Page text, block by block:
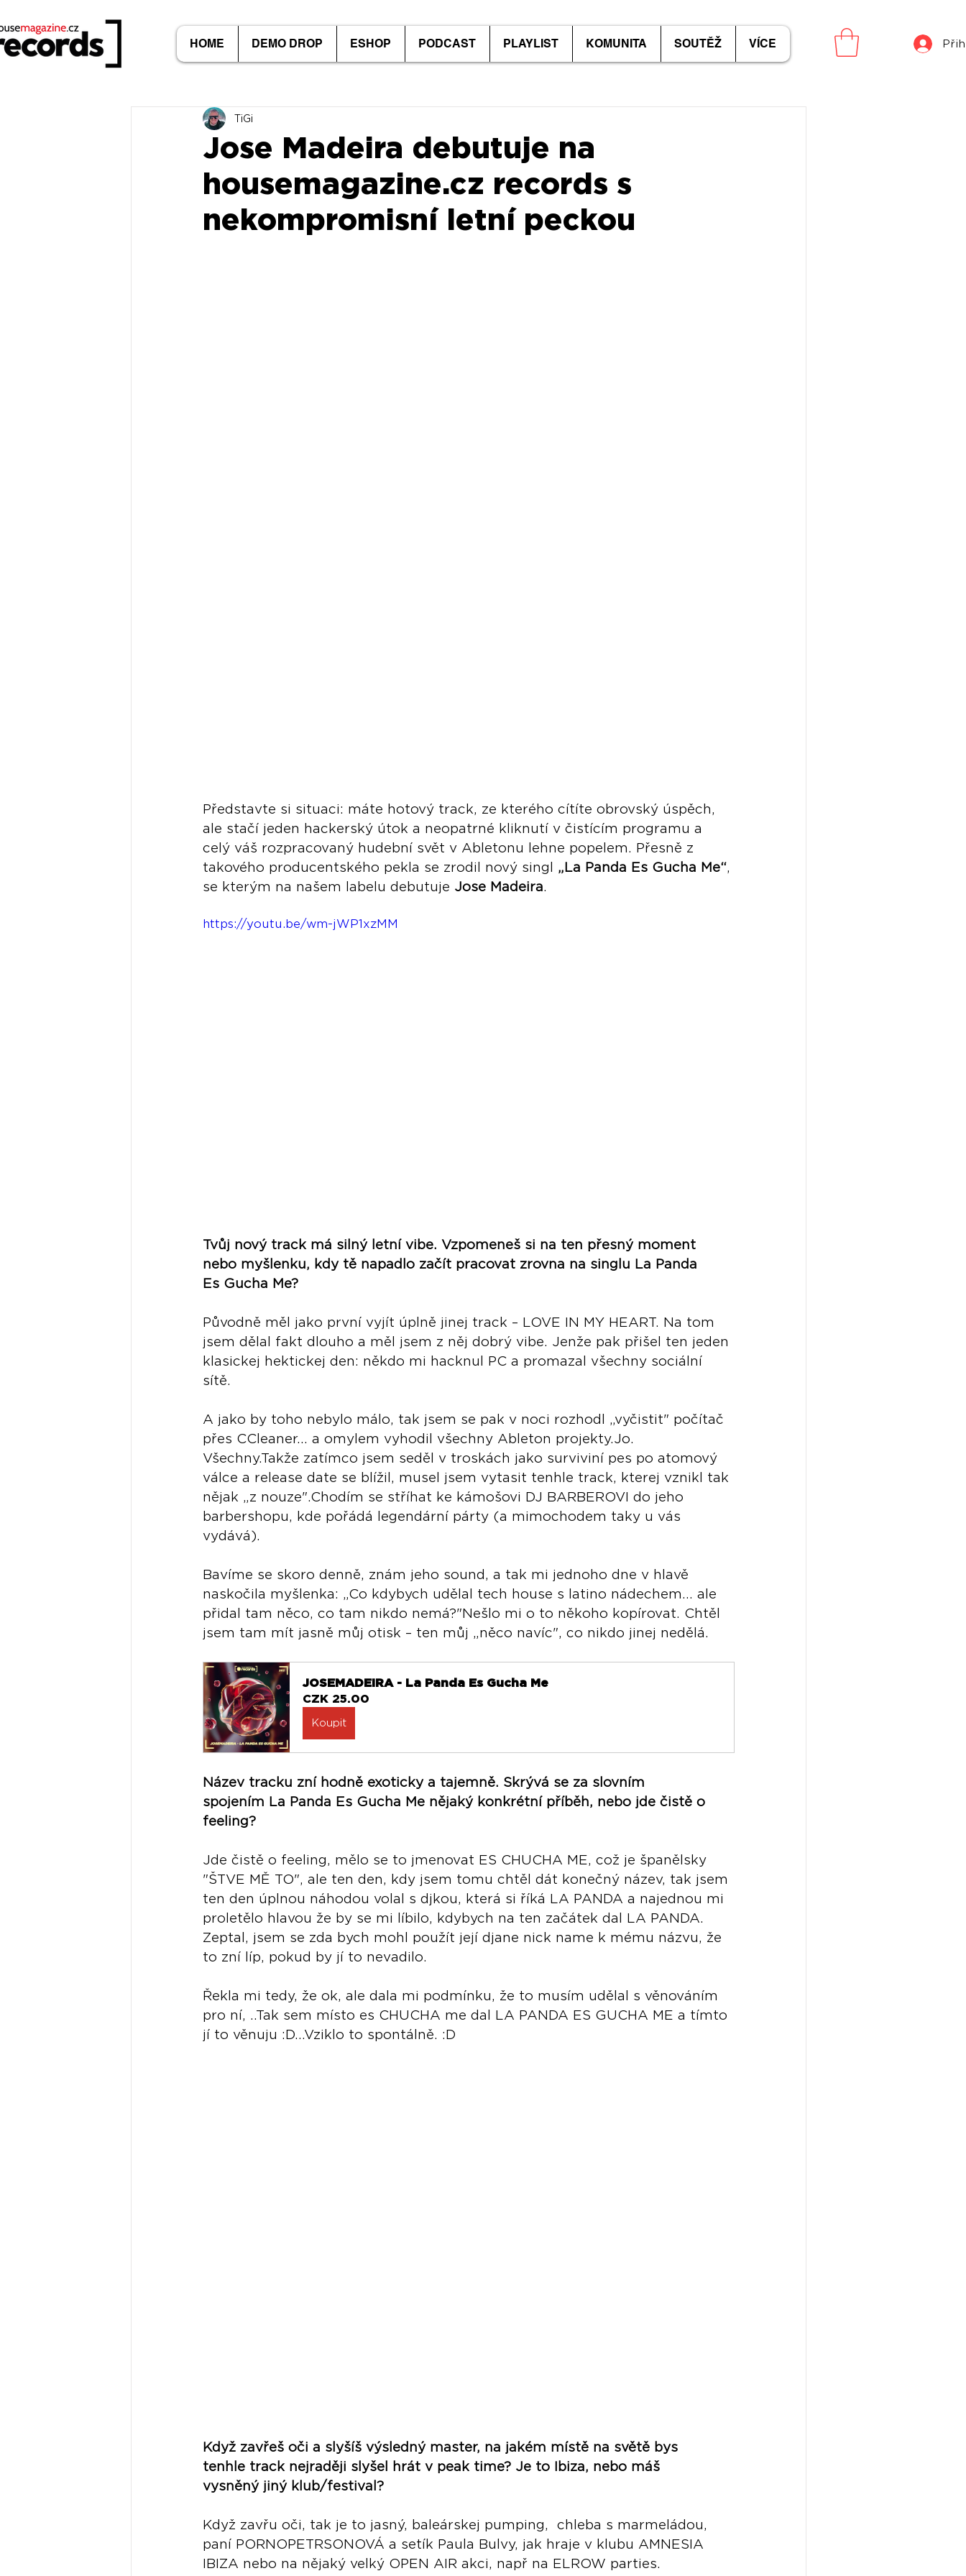
HOME DEMO DROP ESHOP PODCAST PLAYLIST KOMUNITA SOUTĚŽ VÍCE
Jose Madeira debutuje na
housemagazine.cz records s
nekompromisní letní peckou
TiGi
Představte si situaci: máte hotový track, ze kterého cítíte obrovský úspěch,
ale stačí jeden hackerský útok a neopatrné kliknutí v čistícím programu a
celý váš rozpracovaný hudební svět v Abletonu lehne popelem. Přesně z
takového producentského pekla se zrodil nový singl „La Panda Es Gucha Me“,
se kterým na našem labelu debutuje Jose Madeira.
https://youtu.be/wm-jWP1xzMM
Tvůj nový track má silný letní vibe. Vzpomeneš si na ten přesný moment
nebo myšlenku, kdy tě napadlo začít pracovat zrovna na singlu La Panda
Es Gucha Me?
Původně měl jako první vyjít úplně jinej track – LOVE IN MY HEART. Na tom
jsem dělal fakt dlouho a měl jsem z něj dobrý vibe. Jenže pak přišel ten jeden
klasickej hektickej den: někdo mi hacknul PC a promazal všechny sociální
sítě.
A jako by toho nebylo málo, tak jsem se pak v noci rozhodl „vyčistit" počítač
přes CCleaner... a omylem vyhodil všechny Ableton projekty.Jo.
Všechny.Takže zatímco jsem seděl v troskách jako surviviní pes po atomový
válce a release date se blížil, musel jsem vytasit tenhle track, kterej vznikl tak
nějak „z nouze".Chodím se stříhat ke kámošovi DJ BARBEROVI do jeho
barbershopu, kde pořádá legendární párty (a mimochodem taky u vás
vydává).
Bavíme se skoro denně, znám jeho sound, a tak mi jednoho dne v hlavě
naskočila myšlenka: „Co kdybych udělal tech house s latino nádechem... ale
přidal tam něco, co tam nikdo nemá?"Nešlo mi o to někoho kopírovat. Chtěl
jsem tam mít jasně můj otisk – ten můj „něco navíc", co nikdo jinej nedělá.
JOSEMADEIRA - La Panda Es Gucha Me
CZK 25.00
Koupit
Název tracku zní hodně exoticky a tajemně. Skrývá se za slovním
spojením La Panda Es Gucha Me nějaký konkrétní příběh, nebo jde čistě o
feeling?
Jde čistě o feeling, mělo se to jmenovat ES CHUCHA ME, což je španělsky
"ŠTVE MĚ TO", ale ten den, kdy jsem tomu chtěl dát konečný název, tak jsem
ten den úplnou náhodou volal s djkou, která si říká LA PANDA a najednou mi
proletělo hlavou že by se mi líbilo, kdybych na ten začátek dal LA PANDA.
Zeptal, jsem se zda bych mohl použít její djane nick name k mému názvu, že
to zní líp, pokud by jí to nevadilo.
Řekla mi tedy, že ok, ale dala mi podmínku, že to musím udělal s věnováním
pro ní, ..Tak sem místo es CHUCHA me dal LA PANDA ES GUCHA ME a tímto
jí to věnuju :D...Vziklo to spontálně. :D
Když zavřeš oči a slyšíš výsledný master, na jakém místě na světě bys
tenhle track nejraději slyšel hrát v peak time? Je to Ibiza, nebo máš
vysněný jiný klub/festival?
Když zavřu oči, tak je to jasný, baleárskej pumping,  chleba s marmeládou,
paní PORNOPETRSONOVÁ a setík Paula Bulvy, jak hraje v klubu AMNESIA
IBIZA nebo na nějaký velký OPEN AIR akci, např na ELROW parties.